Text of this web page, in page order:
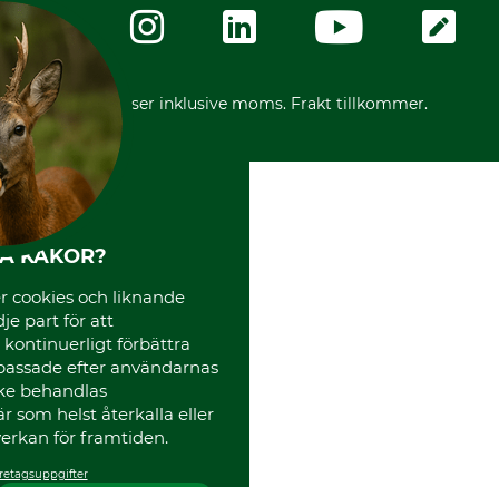
Ångerrätt
Ångerrätt för din beställning
Reklamationer
Frakter
Karriär
Vår personal
Varumärken
Mässor
Instagram TOS
Media
Code of Conduct
*Alla priser inklusive moms. Frakt tillkommer.
KAKOR?
cookies och liknande
part för att
kontinuerligt förbättra
efter användarnas
behandlas
som helst återkalla eller
för framtiden.